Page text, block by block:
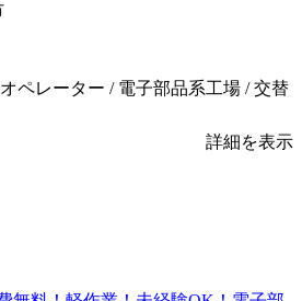
ペレーター / 電子部品系工場 / 交替
詳細を表示